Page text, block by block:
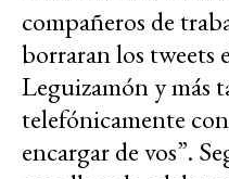
compañeros de
borraran los tweets
Leguizamón y más
telefónicamente
encargar de vos”.